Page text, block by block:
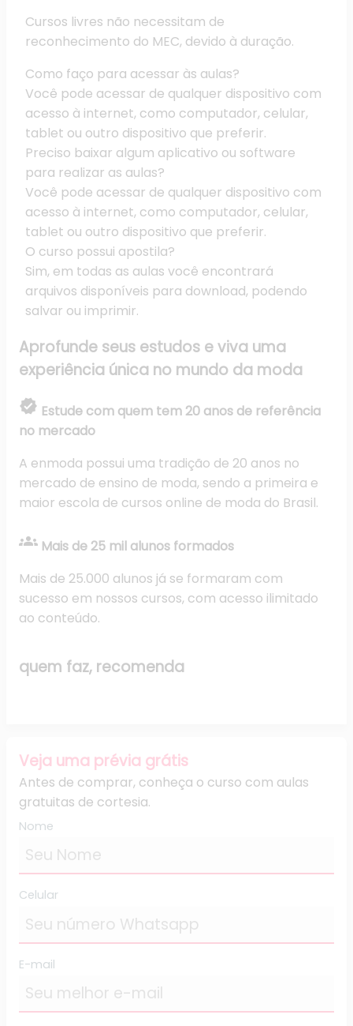
Cursos livres não necessitam de
reconhecimento do MEC, devido à duração.
Como faço para acessar às aulas?
Você pode acessar de qualquer dispositivo com
acesso à internet, como computador, celular,
tablet ou outro dispositivo que preferir.
Preciso baixar algum aplicativo ou software
para realizar as aulas?
Você pode acessar de qualquer dispositivo com
acesso à internet, como computador, celular,
tablet ou outro dispositivo que preferir.
O curso possui apostila?
Sim, em todas as aulas você encontrará
arquivos disponíveis para download, podendo
salvar ou imprimir.
Aprofunde seus estudos eviva uma
experiência única no mundo da moda
verified Estude com quem tem 20 anos de referência
no mercado
A enmoda possui uma tradição de 20 anos no
mercado de ensino de moda, sendo a primeira e
maior escola de cursos online de moda do Brasil.
groups Mais de 25 mil alunos formados
Mais de 25.000 alunos já se formaram com
sucesso em nossos cursos, com acesso ilimitado
ao conteúdo.
quem faz, recomenda
Veja uma prévia grátis
Antes de comprar, conheça o curso com aulas
gratuitas de cortesia.
Nome
Celular
E-mail